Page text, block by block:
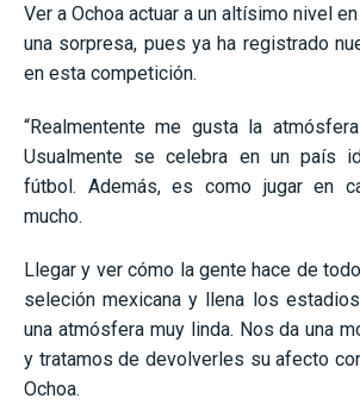
Ver a Ochoa actuar a un altísimo nivel
una sorpresa, pues ya ha registrado
en esta competición.
“Realmentente me gusta la
Usualmente se celebra en un país
fútbol. Además, es como jugar en
mucho.
Llegar y ver cómo la gente hace de
seleción mexicana y llena los
una atmósfera muy linda. Nos da una
y tratamos de devolverles su afecto
Ochoa.